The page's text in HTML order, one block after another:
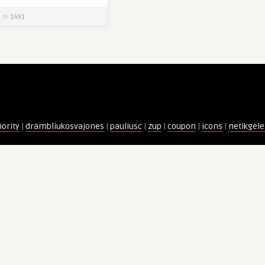
1491
| drambliukosvajones | pauliusc | zup | coupon | icons |